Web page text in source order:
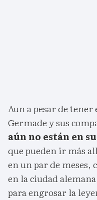
Aun a pesar de
Germade y sus
aún no están en
que pueden ir más
en un par de meses,
en la ciudad
para engrosar la